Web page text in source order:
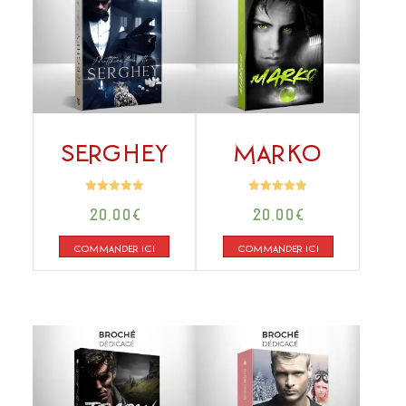
SERGHEY
4.95
sur 5
20,00 €
COMMANDER ICI
MARKO
4.99
sur 5
20,00 €
COMMANDER ICI